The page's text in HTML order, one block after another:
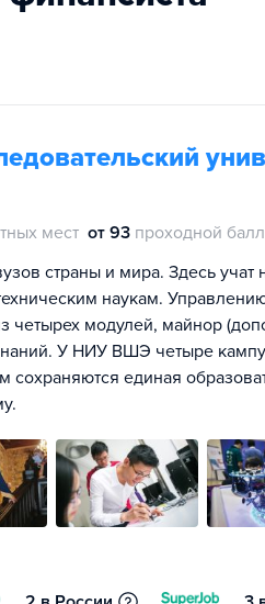
мест от 93 проходной балл
страны и мира. Здесь учат
наукам.
четырех модулей, майнор
У НИУ ВШЭ четыре
единая